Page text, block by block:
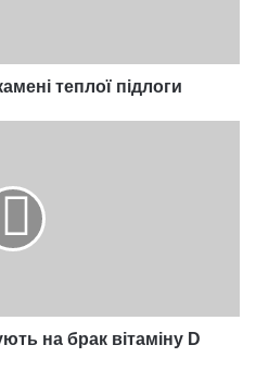
теплої підлоги
на брак вітаміну D